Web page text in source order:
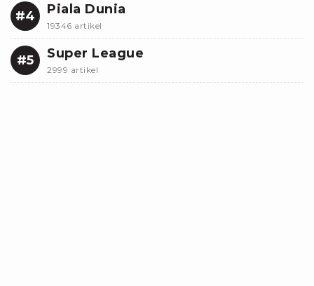
#4 Piala Dunia
19346 artikel
#5 Super League
2999 artikel